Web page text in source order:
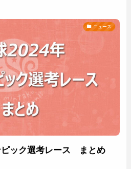
ニュース
ピック選考レース まとめ